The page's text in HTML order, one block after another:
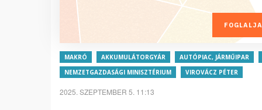
MAKRÓ AKKUMULÁTORGYÁR
AUTÓPIAC, JÁRMŰIPAR
NEMZETGAZDASÁGI MINISZTÉRIUM
VIROVÁCZ PÉTER
2025. SZEPTEMBER 5. 11:13